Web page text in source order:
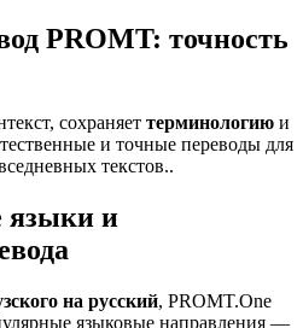
PROMT: точность
сохраняет терминологию и
и точные переводы для
текстов..
языки и
на русский, PROMT.One
языковые направления —